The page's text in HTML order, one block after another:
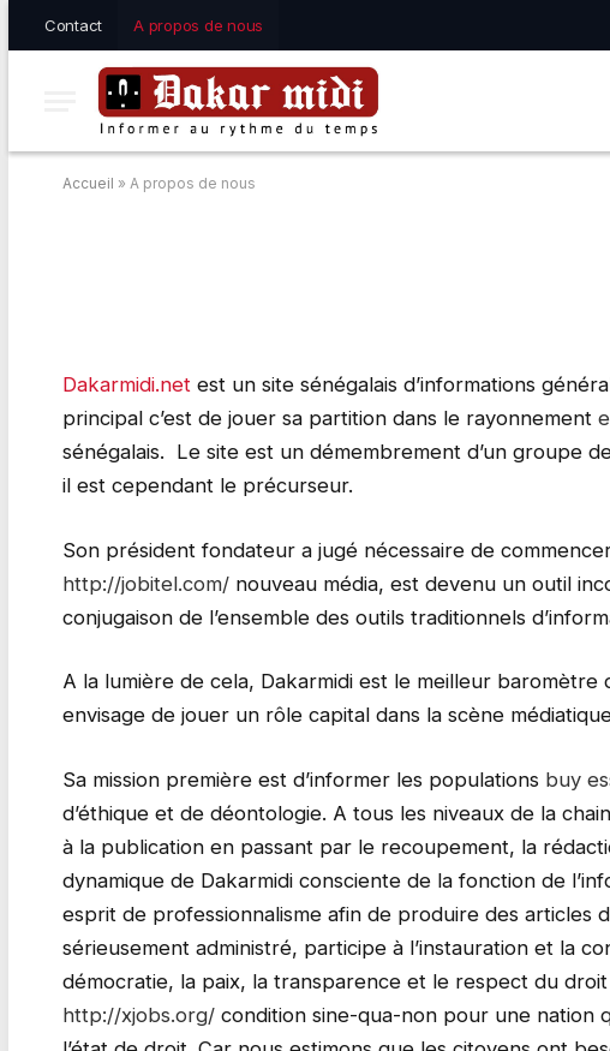
Contact A propos de nous
Accueil » A propos de nous
Dakarmidi.net est un site sénégalais d’informations
principal c’est de jouer sa partition dans le rayonnement
sénégalais. Le site est un démembrement d’un groupe
il est cependant le précurseur.
Son président fondateur a jugé nécessaire de
http://jobitel.com/ nouveau média, est devenu un outil
conjugaison de l’ensemble des outils traditionnels
A la lumière de cela, Dakarmidi est le meilleur
envisage de jouer un rôle capital dans la scène
Sa mission première est d’informer les populations buy
d’éthique et de déontologie. A tous les niveaux de la
à la publication en passant par le recoupement, la
dynamique de Dakarmidi consciente de la fonction de
esprit de professionnalisme afin de produire des articles
sérieusement administré, participe à l’instauration et la
démocratie, la paix, la transparence et le respect du
http://xjobs.org/ condition sine-qua-non pour une nation